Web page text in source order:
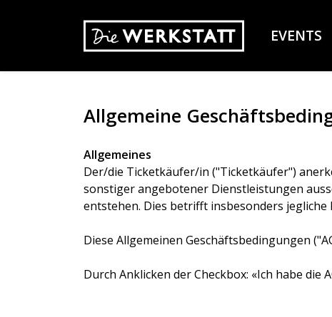
EVENTS
Allgemeine
Allgemeines
Der/die Ticketkäufer/in ("Ticketkäufer")
sonstiger angebotener Dienstleistungen
entstehen. Dies betrifft insbesonders
Diese Allgemeinen Geschäftsbedingungen
Durch Anklicken der Checkbox: «Ich habe